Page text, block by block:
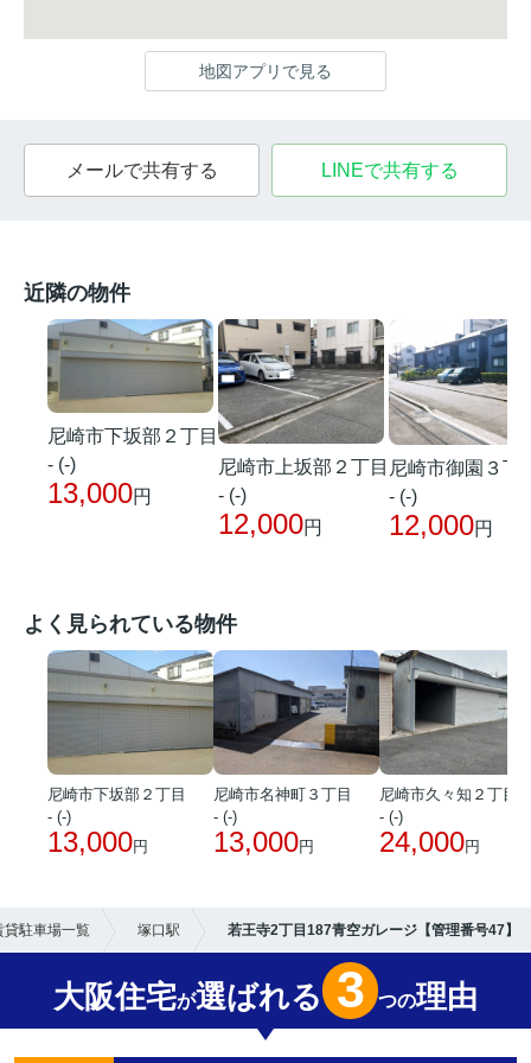
地図アプリで見る
メールで共有する LINEで共有する
近隣の物件
尼崎市下坂部２丁目
- (-)
13,000円
尼崎市上坂部２丁目
- (-)
12,000円
尼崎市御園３丁
- (-)
12,000円
よく見られている物件
尼崎市下坂部２丁目
- (-)
13,000円
尼崎市名神町３丁目
- (-)
13,000円
尼崎市久々知２丁目
- (-)
24,000円
貸駐車場一覧 塚口駅 若王寺2丁目187青空ガレージ【管理番号47】
大阪住宅が選ばれる 3 つの理由